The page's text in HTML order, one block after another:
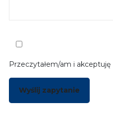
Przeczytałem/am i akceptuję